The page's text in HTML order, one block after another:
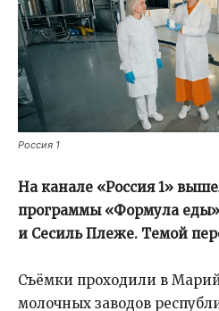
Россия 1
На канале «Россия 1»
программы «Формула
и Сесиль Плеже. Темой
Съёмки проходили в
молочных заводов